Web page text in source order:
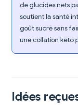
de glucides nets
soutient la santé
goût sucré sans
une collation keto
Idées